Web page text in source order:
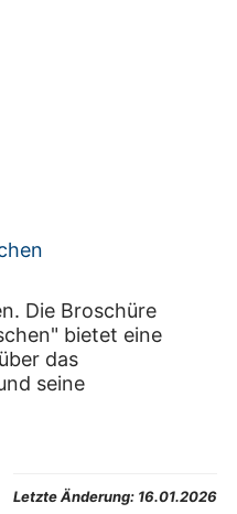
Die Broschüre
bietet eine
das
seine
Letzte Änderung: 16.01.2026